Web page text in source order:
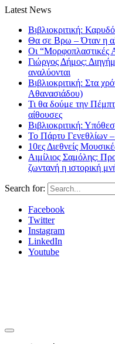
Latest News
Βιβλιοκριτική:
Θα σε Βρω – Όταν η
Οι “Μορφοπλαστικές
Γιώργος Δήμος:
αναλύονται
Βιβλιοκριτική: Στα
Αθανασιάδου)
Τι θα δούμε την
αίθουσες
Βιβλιοκριτική:
Το Πάρτυ Γενεθλίων
10ες Διεθνείς
Αιμίλιος Σαμόλης:
ζωντανή η ιστορική
Search for:
Facebook
Twitter
Instagram
LinkedIn
Youtube